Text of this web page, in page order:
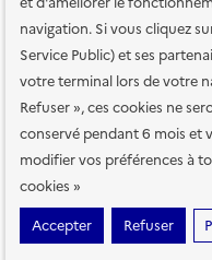
navigation. Si vous cliquez
Service Public) et ses
votre terminal lors de votre
Refuser », ces cookies ne
conservé pendant 6 mois et
modifier vos préférences à
cookies »
Accepter
Refuser
Plan du site Accessibilité :
services en ligne Mentions
Conditions générales
Sauf mention contraire, tous
etalab-2.0